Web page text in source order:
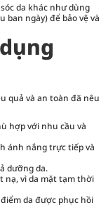
da khác như dùng
ban ngày) để bảo vệ và
quả và an toàn đã nêu
hợp với nhu cầu và
ánh nắng trực tiếp và
dưỡng da.
nạ, vì da mặt tạm thời
da được phục hồi